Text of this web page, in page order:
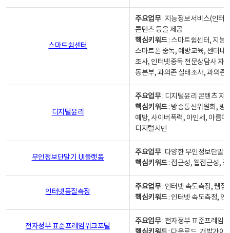
스마트쉼센터
주요업무: 지능정보서비스(인터
콘텐츠 등을 제공
핵심키워드: 스마트쉼센터, 지능
스마트폰 중독, 예방교육, 센터내
조사, 인터넷중독 전문상담사 자
동본부, 과의존 실태조사, 과의존
디지털윤리
주요업무: 디지털윤리 콘텐츠 지
핵심키워드: 방송통신위원회, 방
예방, 사이버폭력, 아인세, 아름
디지털시민
무인정보단말기 UI플랫폼
주요업무: 다양한 무인정보단말
핵심키워드: 접근성, 웹접근성,
인터넷품질측정
주요업무: 인터넷 속도측정, 웹접
핵심키워드: 인터넷 속도측정, 인
전자정부 표준프레임워크포털
주요업무: 전자정부 표준프레임